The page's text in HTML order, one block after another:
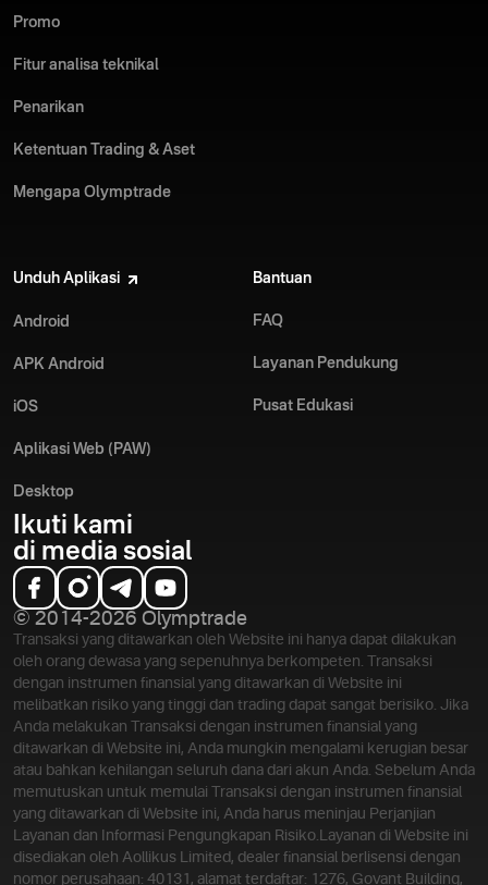
Promo
Fitur analisa teknikal
Penarikan
Ketentuan Trading & Aset
Mengapa Olymptrade
Unduh Aplikasi
Android
APK Android
iOS
Aplikasi Web (PAW)
Desktop
Bantuan
FAQ
Layanan Pendukung
Pusat Edukasi
Ikuti kami
di media sosial
© 2014-2026 Olymptrade
Transaksi yang ditawarkan oleh Website ini hanya dapat dilakukan
oleh orang dewasa yang sepenuhnya berkompeten. Transaksi
dengan instrumen finansial yang ditawarkan di Website ini
melibatkan risiko yang tinggi dan trading dapat sangat berisiko. Jika
Anda melakukan Transaksi dengan instrumen finansial yang
ditawarkan di Website ini, Anda mungkin mengalami kerugian besar
atau bahkan kehilangan seluruh dana dari akun Anda. Sebelum Anda
memutuskan untuk memulai Transaksi dengan instrumen finansial
yang ditawarkan di Website ini, Anda harus meninjau Perjanjian
Layanan dan Informasi Pengungkapan Risiko. Layanan di Website ini
disediakan oleh Aollikus Limited, dealer finansial berlisensi dengan
nomor perusahaan: 40131, alamat terdaftar: 1276, Govant Building,